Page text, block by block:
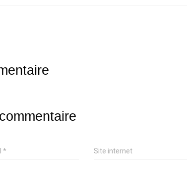
* Site internet